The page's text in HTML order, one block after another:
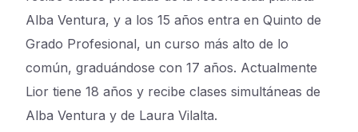
Alba Ventura, y a los 15 años entra en Quinto de
Grado Profesional, un curso más alto de lo
común, graduándose con 17 años. Actualmente
Lior tiene 18 años y recibe clases simultáneas de
Alba Ventura y de Laura Vilalta.